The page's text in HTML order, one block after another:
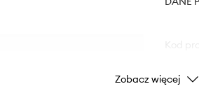
Kolor
Zobacz więcej